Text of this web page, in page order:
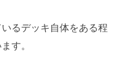
るデッキ自体をある程
す。